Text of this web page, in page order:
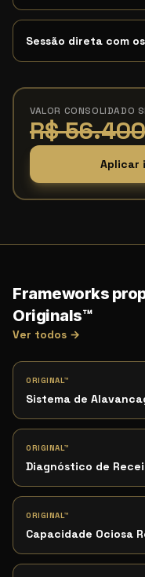
Sessão direta com
VALOR CONSOLIDADO
R$
Aplicar
Frameworks
Originals™
Ver todos →
ORIGINAL™
Sistema de
ORIGINAL™
Diagnóstico de
ORIGINAL™
Capacidade Ociosa